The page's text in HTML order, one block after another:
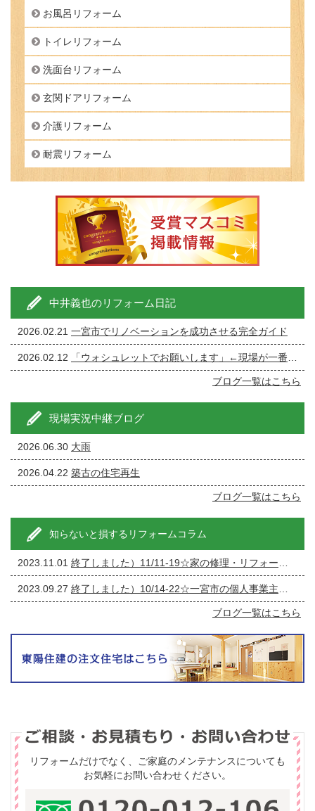
お風呂リフォーム
トイレリフォーム
洗面台リフォーム
玄関ドアリフォーム
介護リフォーム
耐震リフォーム
中井義也のリフォーム日記
2026.02.21 一宮市でリノベーションを成功させる完全ガイド
2026.02.12 「ウォシュレットでお願いします」←現場が一番ざわつく一言です。
ブログ一覧はこちら
現場実況中継ブログ
2026.06.30 大雨
2026.04.22 築古の住宅再生
ブログ一覧はこちら
知らないと損するリフォームコラム
2023.11.01 終了しました）11/11-19☆家の修理・リフォーム・リノベーション相談会
2023.09.27 終了しました）10/14-22☆一宮市の個人事業主の方必見！事務所の修繕・リフォーム相談会
ブログ一覧はこちら
リフォームだけでなく、ご家庭のメンテナンスについても
お気軽にお問い合わせください。